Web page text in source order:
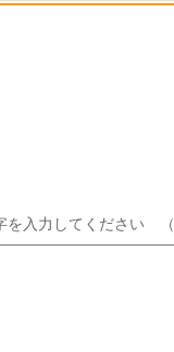
を入力してください